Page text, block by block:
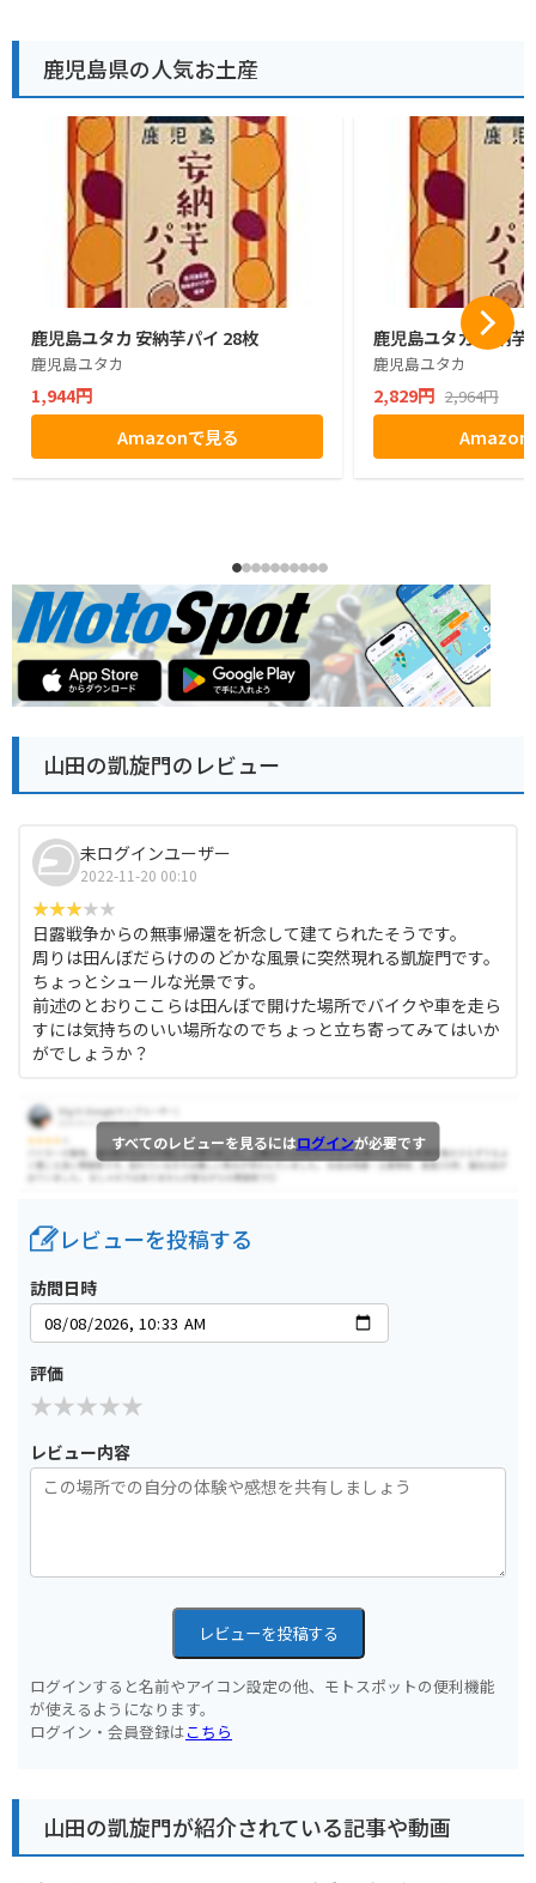
鹿児島県の人気お土産
鹿児島ユタカ 安納芋パイ 28枚
鹿児島ユタカ
1,944円
Amazonで見る
鹿児島ユタカ 安納
鹿児島ユタカ
2,829円 2,964円
Amazon
山田の凱旋門のレビュー
未ログインユーザー
2022-11-20 00:10
日露戦争からの無事帰還を祈念して建てられたそうです。
周りは田んぼだらけののどかな風景に突然現れる凱旋門です。
ちょっとシュールな光景です。
前述のとおりここらは田んぼで開けた場所でバイクや車を走ら
すには気持ちのいい場所なのでちょっと立ち寄ってみてはいか
がでしょうか？
すべてのレビューを見るにはログインが必要です
レビューを投稿する
訪問日時
評価
レビュー内容
レビューを投稿する
ログインすると名前やアイコン設定の他、モトスポットの便利機能
が使えるようになります。
ログイン・会員登録はこちら
山田の凱旋門が紹介されている記事や動画